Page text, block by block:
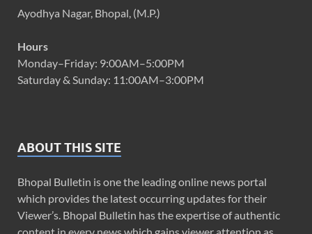
Ayodhya Nagar, Bhopal, (M.P.)
Hours
Monday–Friday: 9:00AM–5:00PM
Saturday & Sunday: 11:00AM–3:00PM
ABOUT THIS SITE
Bhopal Bulletin is one the leading online news portal
which provides the latest occurring updates for their
Viewer’s. Bhopal Bulletin has the expertise of authentic
content in every news which gains viewer attention as